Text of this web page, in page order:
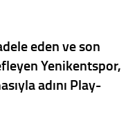
eden ve son
Yenikentspor,
adını Play-